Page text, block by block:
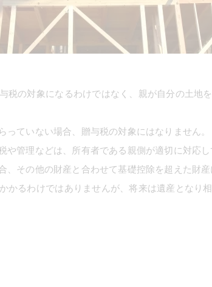
税の対象になるわけではなく、親が自分の土地
ていない場合、贈与税の対象にはなりません。
管理などは、所有者である親側が適切に対応し
その他の財産と合わせて基礎控除を超えた財
るわけではありませんが、将来は遺産となり